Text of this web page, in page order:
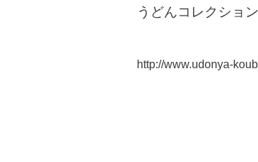
うどんコレクショ
http://www.udonya-